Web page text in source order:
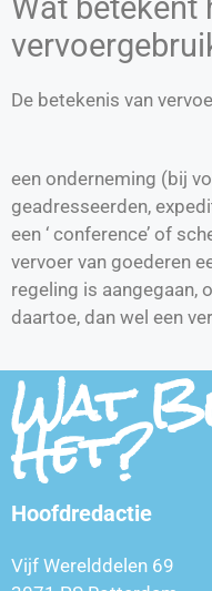
Wat betekent
De betekenis van
een onderneming (bij
geadresseerden,
een ‘ conference’ of
vervoer van goederen
regeling is aangegaan,
daartoe, dan wel een
Wat
Het?
Hoofdredactie
Vijf Werelddelen 69